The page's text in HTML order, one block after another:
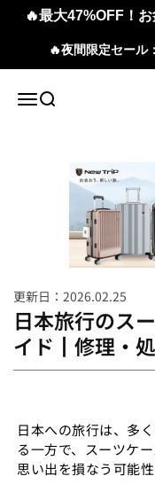
🔥最大47%OFF！
🔥夜間限定セール
メニュー
検索
更新日：2026.02.25
日本旅行のス
イド┃修理・
日本への旅行は、多
る一方で、スーツケ
思い出を損なう可能